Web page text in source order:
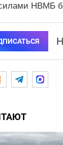
НВМБ